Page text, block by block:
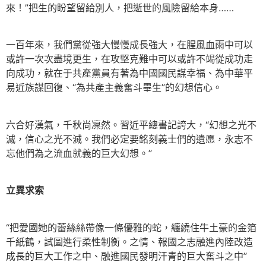
來！”把生的盼望留給別人，把逝世的風險留給本身……
一百年來，我們黨從強大慢慢成長強大，在腥風血雨中可以
或許一次次盡境更生，在攻堅克難中可以或許不竭從成功走
向成功，就在于共產黨員有著為中國國民謀幸福、為中華平
易近族謀回復、“為共產主義奮斗畢生”的幻想信心。
六合好漢氣，千秋尚凜然。習近平總書記誇大，“幻想之光不
滅，信心之光不滅。我們必定要銘刻義士們的遺愿，永志不
忘他們為之流血就義的巨大幻想。”
立異求索
“把愛國她的蕾絲絲帶像一條優雅的蛇，纏繞住牛土豪的金箔
千紙鶴，試圖進行柔性制衡。之情、報國之志融進內陸改造
成長的巨大工作之中、融進國民發明汗青的巨大奮斗之中”